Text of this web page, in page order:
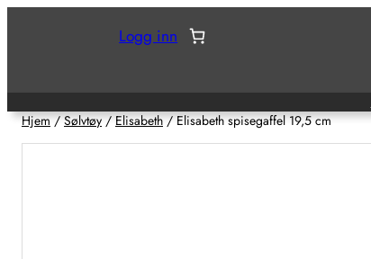
Logg inn
Hjem/Sølvtøy/Elisabeth/ Elisabeth spisegaffel 19,5 cm